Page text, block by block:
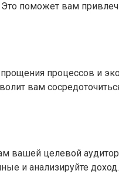
поможет вам
процессов и
вам
вашей целевой
и анализируйте